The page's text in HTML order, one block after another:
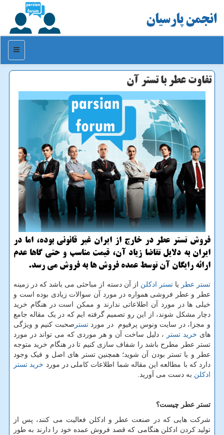
انجمن پارسیان
منو
تفاوت عطر با تستر آن
فروش تستر عطر در خارج از ایران غیر قانونی بوده، اما در
ایران به دلایل تقاضا زیاد آن، قیمت مناسب و حتی گاها عدم
ارائه رایگان آن توسط عمده فروش ها به فروش می رسد.
تستر عطر یاتستر ادکلن از آن دسته از مباحثی می باشد که در زمینه
عطر و عطر فروشی همواره در مورد آن سوالات زیادی بوده است و
خیلی ها در مورد آن اطلاعاتی ندارند و ممکن است در هنگام خرید
دچار مشکل شوند، از این رو تصمیم گرفته ایم که در یک مقاله جامع
و مجزا، در سایت ونوس پرفیوم در موردتستر صحبت کنیم و ویژگی
های خرید تستر
، دلیل ساخت آن و هر موردی که می تواند در مورد
تستر عطر مطرح باشد را شفاف سازی کنیم تا در هنگام خرید متوجه
عطر و یا تستر بودن آن شوید؛ همچنین تستر های اصل و فیک وجود
دارد که با مطالعه این مقاله شما اطلاعات کاملی در مورد خرید تستر
ادکلن به دست می آورید.
تستر عطر چیست؟
شرکت هایی که در صنعت عطر و ادکلن فعالیت می کنند، پس از
تولید کردن ادکلن هنگامی که قصد فروش عمده خود را دارند به طور